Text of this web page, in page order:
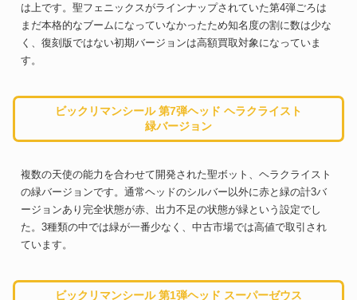
は上です。聖フェニックスがラインナップされていた第4弾ごろは
まだ本格的なブームになっていなかったため知名度の割に数は少な
く、復刻版ではない初期バージョンは高額買取対象になっていま
す。
ビックリマンシール 第7弾ヘッド ヘラクライスト
緑バージョン
複数の天使の能力を合わせて開発された聖ボット、ヘラクライスト
の緑バージョンです。通常ヘッドのシルバー以外に赤と緑の計3バ
ージョンあり完全状態が赤、出力不足の状態が緑という設定でし
た。3種類の中では緑が一番少なく、中古市場では高値で取引され
ています。
ビックリマンシール 第1弾ヘッド スーパーゼウス